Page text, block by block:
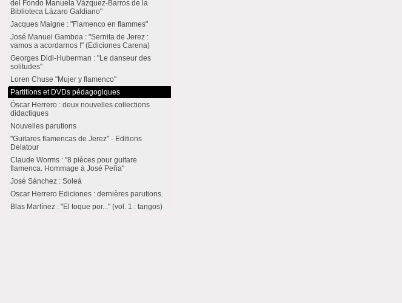
del Fondo Manuela Vázquez-Barros de la
Biblioteca Lázaro Galdiano"
Jacques Maigne : "Flamenco en flammes"
José Manuel Gamboa : "Sernita de Jerez :
vamos a acordarnos !" (Ediciones Carena)
Georges Didi-Huberman : "Le danseur des
solitudes"
Loren Chuse "Mujer y flamenco"
Partitions et DVDs pédagogiques
Óscar Herrero : deux nouvelles collections
didactiques
Nouvelles parutions
"Guitares flamencas de Jerez" - Editions
Delatour
Claude Worms : "8 pièces pour guitare
flamenca. Hommage à José Peña"
José Sánchez : Soleá
Oscar Herrero Ediciones : dernières parutions.
Blas Martínez : "El toque por..." (vol. 1 : tangos)